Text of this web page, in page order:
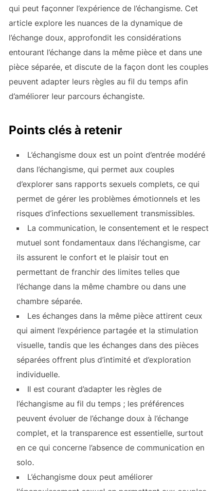
qui peut façonner l’expérience de l’échangisme. Cet
article explore les nuances de la dynamique de
l’échange doux, approfondit les considérations
entourant l’échange dans la même pièce et dans une
pièce séparée, et discute de la façon dont les couples
peuvent adapter leurs règles au fil du temps afin
d’améliorer leur parcours échangiste.
Points clés à retenir
L’échangisme doux est un point d’entrée modéré
dans l’échangisme, qui permet aux couples
d’explorer sans rapports sexuels complets, ce qui
permet de gérer les problèmes émotionnels et les
risques d’infections sexuellement transmissibles.
La communication, le consentement et le respect
mutuel sont fondamentaux dans l’échangisme, car
ils assurent le confort et le plaisir tout en
permettant de franchir des limites telles que
l’échange dans la même chambre ou dans une
chambre séparée.
Les échanges dans la même pièce attirent ceux
qui aiment l’expérience partagée et la stimulation
visuelle, tandis que les échanges dans des pièces
séparées offrent plus d’intimité et d’exploration
individuelle.
Il est courant d’adapter les règles de
l’échangisme au fil du temps ; les préférences
peuvent évoluer de l’échange doux à l’échange
complet, et la transparence est essentielle, surtout
en ce qui concerne l’absence de communication en
solo.
L’échangisme doux peut améliorer